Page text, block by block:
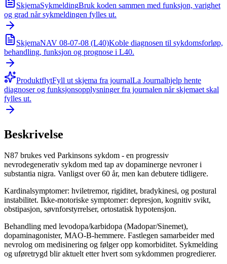
SkjemaSykmeldingBruk koden sammen med funksjon, varighet
og grad når sykmeldingen fylles ut.
SkjemaNAV 08-07-08 (L40)Koble diagnosen til sykdomsforløp,
behandling, funksjon og prognose i L40.
ProduktflytFyll ut skjema fra journalLa Journalhjelp hente
diagnoser og funksjonsopplysninger fra journalen når skjemaet skal
fylles ut.
Beskrivelse
N87 brukes ved Parkinsons sykdom - en progressiv
nevrodegenerativ sykdom med tap av dopaminerge nevroner i
substantia nigra. Vanligst over 60 år, men kan debutere tidligere.
Kardinalsymptomer: hviletremor, rigiditet, bradykinesi, og postural
instabilitet. Ikke-motoriske symptomer: depresjon, kognitiv svikt,
obstipasjon, søvnforstyrrelser, ortostatisk hypotensjon.
Behandling med levodopa/karbidopa (Madopar/Sinemet),
dopaminagonister, MAO-B-hemmere. Fastlegen samarbeider med
nevrolog om medisinering og følger opp komorbiditet. Sykmelding
og uføretrygd blir aktuelt etter hvert som sykdommen progredierer.